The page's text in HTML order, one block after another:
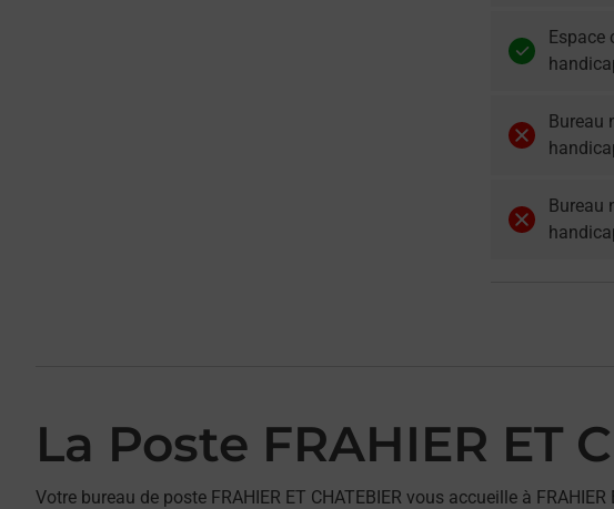
Espace
Bureau
Bureau
La Poste FRAHIER ET
Votre bureau de poste FRAHIER ET CHATEBIER vous accueille à